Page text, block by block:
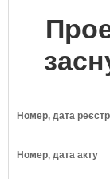
Номер, дата
Номер, дата акту